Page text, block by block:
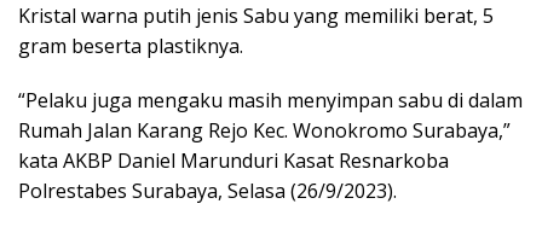
Kristal warna putih jenis Sabu yang memiliki berat, 5
gram beserta plastiknya.
“Pelaku juga mengaku masih menyimpan sabu di dalam
Rumah Jalan Karang Rejo Kec. Wonokromo Surabaya,”
kata AKBP Daniel Marunduri Kasat Resnarkoba
Polrestabes Surabaya, Selasa (26/9/2023).